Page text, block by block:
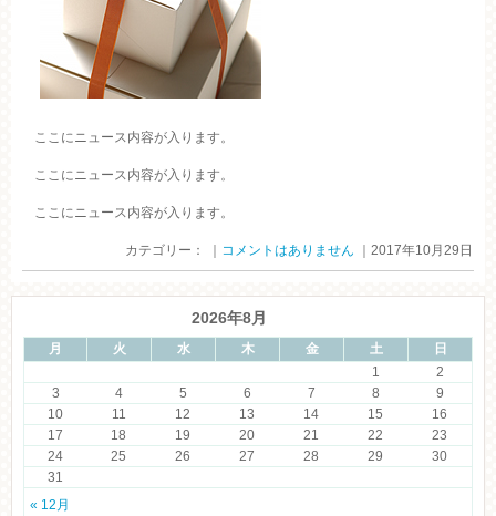
ここにニュース内容が入ります。
ここにニュース内容が入ります。
ここにニュース内容が入ります。
カテゴリー： ｜ コメントはありません ｜2017年10月29日
2026年8月
月 火 水 木 金 土 日
« 12月
1
2
3
4 5 6 7 8
9
10
11 12 13 14 15
16
17
18 19 20 21 22
23
24
25 26 27 28 29
30
31